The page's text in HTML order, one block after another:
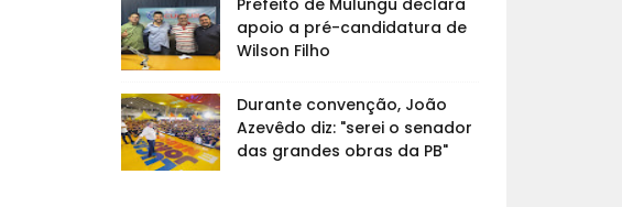
Prefeito de Mulungu declara
apoio a pré-candidatura de
Wilson Filho
Durante convenção, João
Azevêdo diz: "serei o senador
das grandes obras da PB"